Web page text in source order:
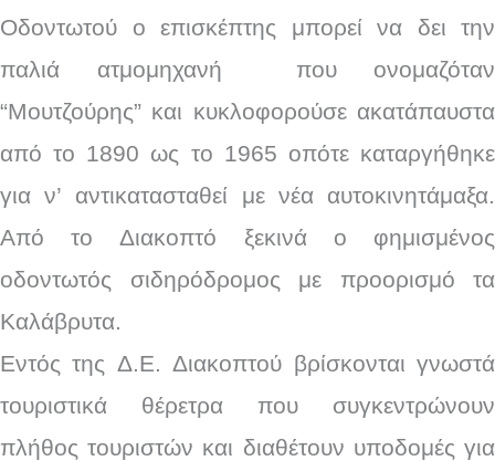
Οδοντωτού ο επισκέπτης μπορεί να δει την
παλιά ατμομηχανή που ονομαζόταν
“Μουτζούρης” και κυκλοφορούσε ακατάπαυστα
από το 1890 ως το 1965 οπότε καταργήθηκε
για ν’ αντικατασταθεί με νέα αυτοκινητάμαξα.
Από το Διακοπτό ξεκινά ο φημισμένος
οδοντωτός σιδηρόδρομος με προορισμό τα
Καλάβρυτα.
Εντός της Δ.Ε. Διακοπτού βρίσκονται γνωστά
τουριστικά θέρετρα που συγκεντρώνουν
πλήθος τουριστών και διαθέτουν υποδομές για